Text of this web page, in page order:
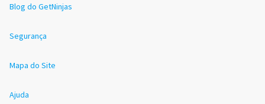
Blog do GetNinjas
Segurança
Mapa do Site
Ajuda